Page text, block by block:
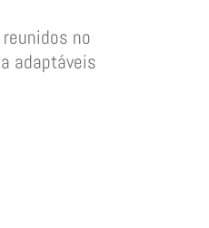
no
adaptáveis